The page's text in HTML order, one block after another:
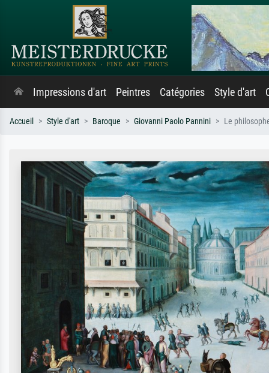
Impressions d'art Peintres Catégories Style d'art
Accueil Style d'art Baroque Giovanni Paolo Pannini Le